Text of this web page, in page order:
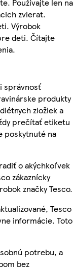
zvierat.
Výrobok
deti. Čítajte
správnosť
produkty
zložiek a
prečítať etiketu
poskytnuté na
o akýchkoľvek
zákaznícky
značky Tesco.
Tesco
informácie. Toto
potrebu, a
bez